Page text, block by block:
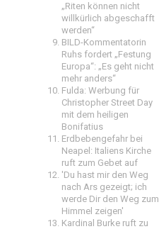
„Riten können nicht
willkürlich abgeschafft
werden“
BILD-Kommentatorin
Ruhs fordert „Festung
Europa“: „Es geht nicht
mehr anders“
Fulda: Werbung für
Christopher Street Day
mit dem heiligen
Bonifatius
Erdbebengefahr bei
Neapel: Italiens Kirche
ruft zum Gebet auf
'Du hast mir den Weg
nach Ars gezeigt; ich
werde Dir den Weg zum
Himmel zeigen'
Kardinal Burke ruft zu